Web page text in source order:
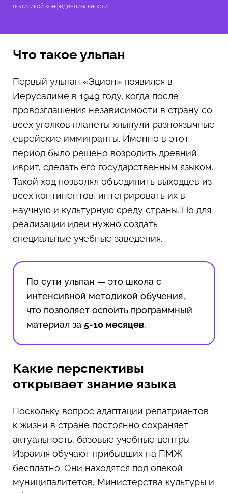
политикой конфиденциальности
Что такое ульпан
Первый ульпан «Эцион» появился в
Иерусалиме в 1949 году, когда после
провозглашения независимости в страну со
всех уголков планеты хлынули разноязычные
еврейские иммигранты. Именно в этот
период было решено возродить древний
иврит, сделать его государственным языком.
Такой ход позволял объединить выходцев из
всех континентов, интегрировать их в
научную и культурную среду страны. Но для
реализации идеи нужно создать
специальные учебные заведения.
По сути ульпан — это школа с
интенсивной методикой обучения,
что позволяет освоить программный
материал за 5-10 месяцев.
Какие перспективы
открывает знание языка
Поскольку вопрос адаптации репатриантов
к жизни в стране постоянно сохраняет
актуальность, базовые учебные центры
Израиля обучают прибывших на ПМЖ
бесплатно. Они находятся под опекой
муниципалитетов, Министерства культуры и